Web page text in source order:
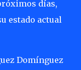
días,
estado actual
Domínguez